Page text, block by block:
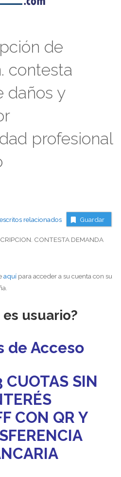
de
contesta
daños y
profesional
relacionados Guardar
CONTESTA DEMANDA
aquípara acceder a su cuenta con su
es usuario?
de Acceso
CUOTAS SIN
CON QR Y